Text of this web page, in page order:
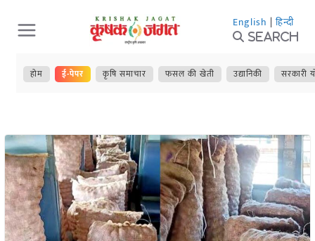
Skip
to
content
English | हिन्दी
Search
होम ई-पेपर कृषि समाचार फसल की खेती उद्यानिकी सरकारी